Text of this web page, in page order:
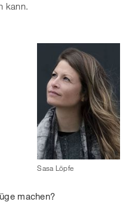
kann.
Sasa Löpfe
machen?